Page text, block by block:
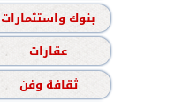
بنوك واستثمارات
عقارات
ثقافة وفن